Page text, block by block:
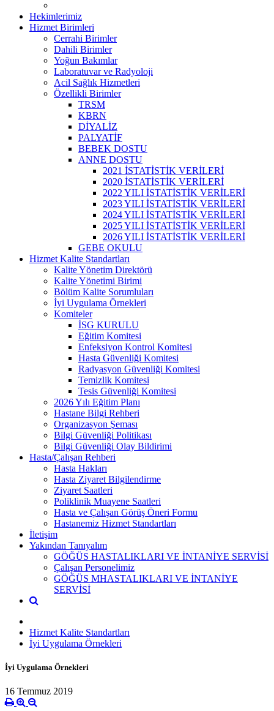
Hekimlerimiz
Hizmet Birimleri
Cerrahi Birimler
Dahili Birimler
Yoğun Bakımlar
Laboratuvar ve Radyoloji
Acil Sağlık Hizmetleri
Özellikli Birimler
TRSM
KBRN
DİYALİZ
PALYATİF
BEBEK DOSTU
ANNE DOSTU
2021 İSTATİSTİK VERİLERİ
2020 İSTATİSTİK VERİLERİ
2022 YILI İSTATİSTİK VERİLERİ
2023 YILI İSTATİSTİK VERİLERİ
2024 YILI İSTATİSTİK VERİLERİ
2025 YILI İSTATİSTİK VERİLERİ
2026 YILI İSTATİSTİK VERİLERİ
GEBE OKULU
Hizmet Kalite Standartları
Kalite Yönetim Direktörü
Kalite Yönetimi Birimi
Bölüm Kalite Sorumluları
İyi Uygulama Örnekleri
Komiteler
İSG KURULU
Eğitim Komitesi
Enfeksiyon Kontrol Komitesi
Hasta Güvenliği Komitesi
Radyasyon Güvenliği Komitesi
Temizlik Komitesi
Tesis Güvenliği Komitesi
2026 Yılı Eğitim Planı
Hastane Bilgi Rehberi
Organizasyon Şeması
Bilgi Güvenliği Politikası
Bilgi Güvenliği Olay Bildirimi
Hasta/Çalışan Rehberi
Hasta Hakları
Hasta Ziyaret Bilgilendirme
Ziyaret Saatleri
Poliklinik Muayene Saatleri
Hasta ve Çalışan Görüş Öneri Formu
Hastanemiz Hizmet Standartları
İletişim
Yakından Tanıyalım
GÖĞÜS HASTALIKLARI VE İNTANİYE SERVİSİ
Çalışan Personelimiz
GÖĞÜS MHASTALIKLARI VE İNTANİYE
SERVİSİ
Hizmet Kalite Standartları
İyi Uygulama Örnekleri
İyi Uygulama Örnekleri
16 Temmuz 2019